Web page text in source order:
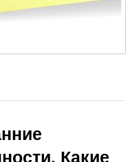
Какие